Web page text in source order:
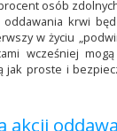
osób
krwi
w życiu
wcześniej
jak proste i
akcji